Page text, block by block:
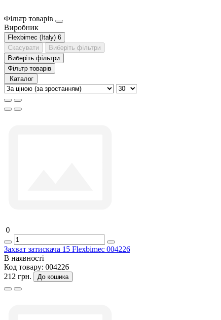
Фільтр товарів
Виробник
Flexbimec (Italy) 6
Скасувати
Виберіть фільтри
Виберіть фільтри
Фільтр товарів
Каталог
0
Захват затискача 15 Flexbimec 004226
В наявності
Код товару: 004226
212 грн.
До кошика